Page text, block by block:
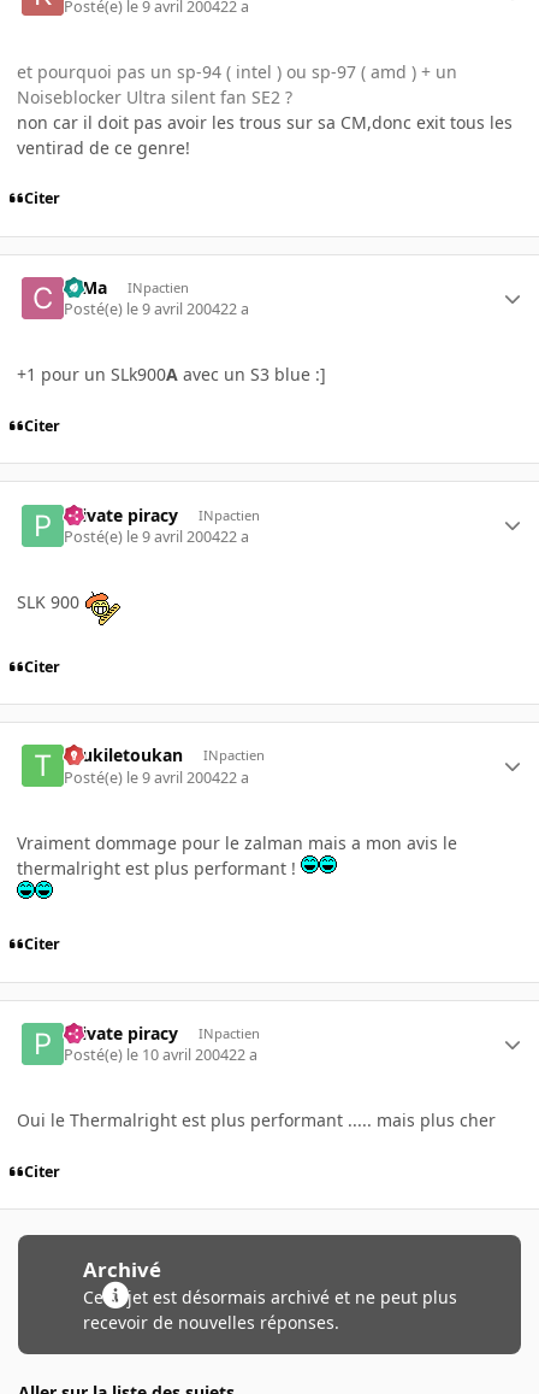
Posté(e) le 9 avril 200422 a
et pourquoi pas un sp-94 ( intel ) ou sp-97 ( amd ) + un
Noiseblocker Ultra silent fan SE2 ?
non car il doit pas avoir les trous sur sa CM,donc exit tous les
ventirad de ce genre!
Citer
c0Ma INpactien
Posté(e) le 9 avril 200422 a
+1 pour un SLk900A avec un S3 blue :]
Citer
Private piracy INpactien
Posté(e) le 9 avril 200422 a
SLK 900
Citer
toukiletoukan INpactien
Posté(e) le 9 avril 200422 a
Vraiment dommage pour le zalman mais a mon avis le
thermalright est plus performant !
Citer
Private piracy INpactien
Posté(e) le 10 avril 200422 a
Oui le Thermalright est plus performant ..... mais plus cher
Citer
Archivé
Ce sujet est désormais archivé et ne peut plus
recevoir de nouvelles réponses.